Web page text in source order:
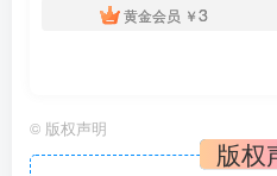
黄金会员 ￥3
© 版权声明
版权